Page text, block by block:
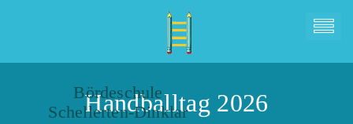
Bördeschule
Schellerten-Dinklar
Handballtag 2026